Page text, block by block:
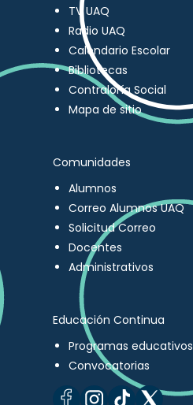
TV UAQ
Radio UAQ
Calendario Escolar
Bibliotecas
Contraloría Social
Mapa de sitio
Comunidades
Alumnos
Correo Alumnos UAQ
Solicitud Correo
Docentes
Administrativos
Educación Continua
Programas educativos
Convocatorias